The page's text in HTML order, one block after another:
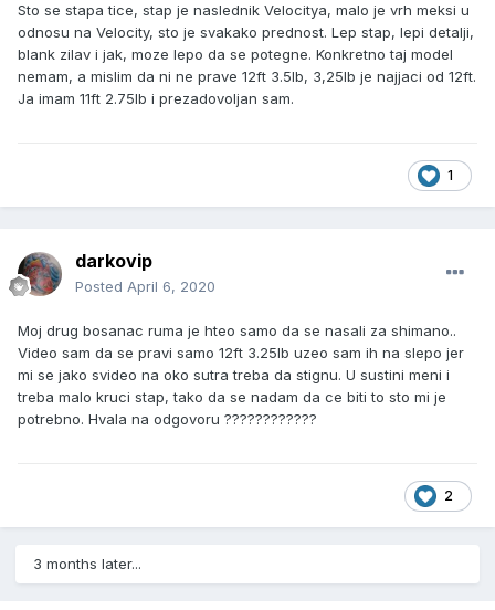
Sto se stapa tice, stap je naslednik Velocitya, malo je vrh meksi u
odnosu na Velocity, sto je svakako prednost. Lep stap, lepi detalji,
blank zilav i jak, moze lepo da se potegne. Konkretno taj model
nemam, a mislim da ni ne prave 12ft 3.5lb, 3,25lb je najjaci od 12ft.
Ja imam 11ft 2.75lb i prezadovoljan sam.
1
darkovip
Posted April 6, 2020
Moj drug bosanac ruma je hteo samo da se nasali za shimano..
Video sam da se pravi samo 12ft 3.25lb uzeo sam ih na slepo jer
mi se jako svideo na oko sutra treba da stignu. U sustini meni i
treba malo kruci stap, tako da se nadam da ce biti to sto mi je
potrebno. Hvala na odgovoru ????????????
2
3 months later...